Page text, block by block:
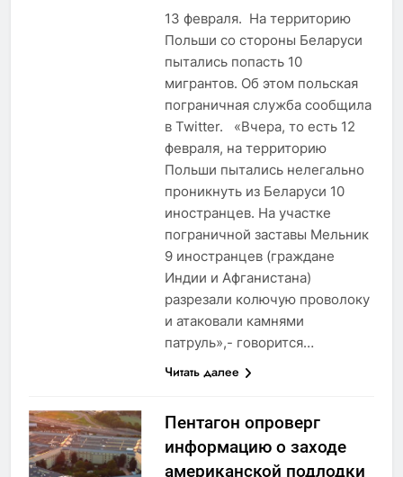
13 февраля. На территорию
Польши со стороны Беларуси
пытались попасть 10
мигрантов. Об этом польская
пограничная служба сообщила
в Twitter. «Вчера, то есть 12
февраля, на территорию
Польши пытались нелегально
проникнуть из Беларуси 10
иностранцев. На участке
пограничной заставы Мельник
9 иностранцев (граждане
Индии и Афганистана)
разрезали колючую проволоку
и атаковали камнями
патруль»,- говорится…
Читать далее
Пентагон опроверг
информацию о заходе
американской подлодки